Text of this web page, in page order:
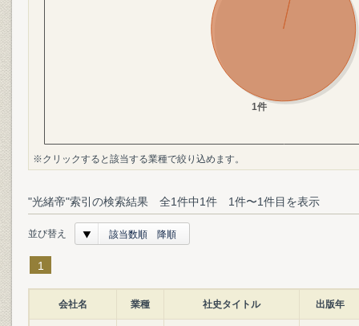
※クリックすると該当する業種で絞り込めます。
"光緒帝"索引の検索結果 全1件中1件 1件〜1件目を表示
並び替え 該当数順 降順
1
会社名 業種 社史タイトル 出版年